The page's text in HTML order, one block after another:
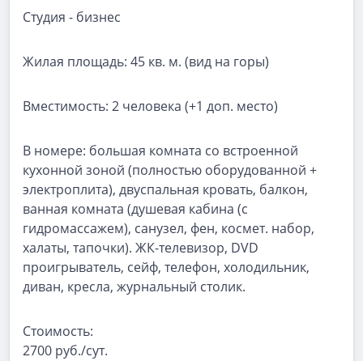
Студия - бизнес
Жилая площадь: 45 кв. м. (вид на горы)
Вместимость: 2 человека (+1 доп. место)
В номере: большая комната со встроенной
кухонной зоной (полностью оборудованной +
электроплита), двуспальная кровать, балкон,
ванная комната (душевая кабина (с
гидромассажем), санузел, фен, космет. набор,
халаты, тапочки). ЖК-телевизор, DVD
проигрыватель, сейф, телефон, холодильник,
диван, кресла, журнальный столик.
Стоимость:
2700 руб./сут.